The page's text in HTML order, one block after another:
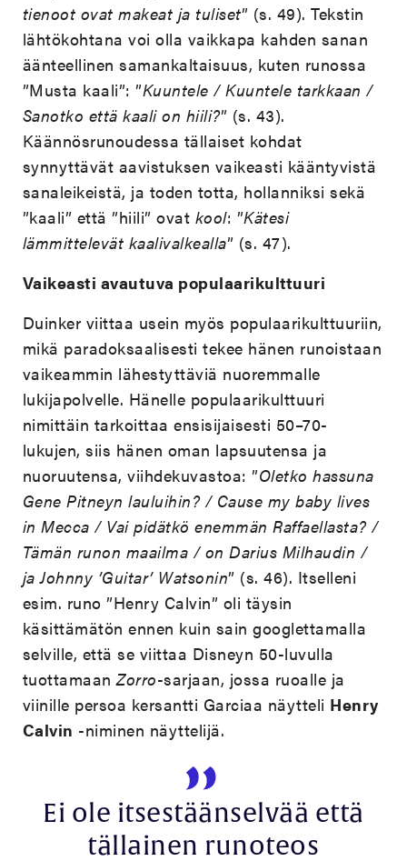
tienoot ovat makeat ja tuliset” (s. 49). Tekstin
lähtökohtana voi olla vaikkapa kahden sanan
äänteellinen samankaltaisuus, kuten runossa
”Musta kaali”: ”Kuuntele / Kuuntele tarkkaan /
Sanotko että kaali on hiili?” (s. 43).
Käännösrunoudessa tällaiset kohdat
synnyttävät aavistuksen vaikeasti kääntyvistä
sanaleikeistä, ja toden totta, hollanniksi sekä
”kaali” että ”hiili” ovat kool: ”Kätesi
lämmittelevät kaalivalkealla” (s. 47).
Vaikeasti avautuva populaarikulttuuri
Duinker viittaa usein myös populaarikulttuuriin,
mikä paradoksaalisesti tekee hänen runoistaan
vaikeammin lähestyttäviä nuoremmalle
lukijapolvelle. Hänelle populaarikulttuuri
nimittäin tarkoittaa ensisijaisesti 50–70-
lukujen, siis hänen oman lapsuutensa ja
nuoruutensa, viihdekuvastoa: ”Oletko hassuna
Gene Pitneyn lauluihin? / Cause my baby lives
in Mecca / Vai pidätkö enemmän Raffaellasta? /
Tämän runon maailma / on Darius Milhaudin /
ja Johnny ’Guitar’ Watsonin” (s. 46). Itselleni
esim. runo ”Henry Calvin” oli täysin
käsittämätön ennen kuin sain googlettamalla
selville, että se viittaa Disneyn 50-luvulla
tuottamaanZorro-sarjaan, jossa ruoalle ja
viinille persoa kersantti Garciaa näytteli Henry
Calvin -niminen näyttelijä.
Ei ole itsestäänselvää että
tällainen runoteos